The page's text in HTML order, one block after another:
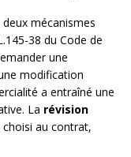
mécanismes
38 du Code de
une
modification
a entraîné une
La révision
choisi au contrat,